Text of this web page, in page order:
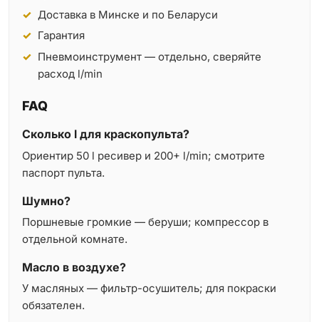
Доставка в Минске и по Беларуси
Гарантия
Пневмоинструмент — отдельно, сверяйте
расход l/min
FAQ
Сколько l для краскопульта?
Ориентир 50 l ресивер и 200+ l/min; смотрите
паспорт пульта.
Шумно?
Поршневые громкие — беруши; компрессор в
отдельной комнате.
Масло в воздухе?
У масляных — фильтр-осушитель; для покраски
обязателен.